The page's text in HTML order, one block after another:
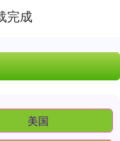
完成
美国